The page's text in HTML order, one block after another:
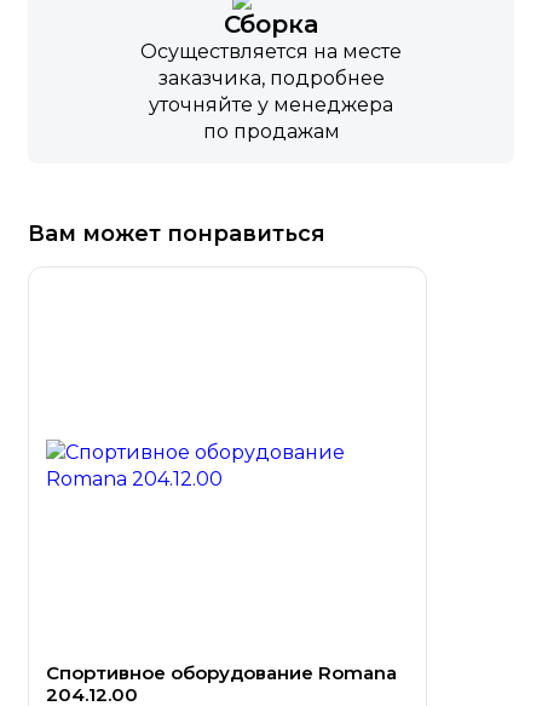
Сборка
Осуществляется на месте
заказчика, подробнее
уточняйте у менеджера
по продажам
Вам может понравиться
Спортивное оборудование Romana
204.12.00